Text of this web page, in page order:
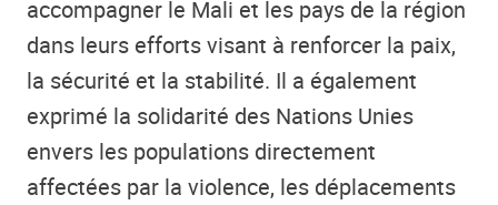
accompagner le Mali et les pays de la région
dans leurs efforts visant à renforcer la paix,
la sécurité et la stabilité. Il a également
exprimé la solidarité des Nations Unies
envers les populations directement
affectées par la violence, les déplacements